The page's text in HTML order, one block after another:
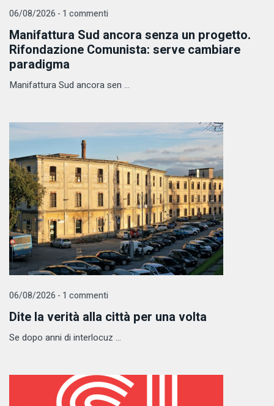
06/08/2026 - 1 commenti
Manifattura Sud ancora senza un progetto.
Rifondazione Comunista: serve cambiare
paradigma
Manifattura Sud ancora sen ...
06/08/2026 - 1 commenti
Dite la verità alla città per una volta
Se dopo anni di interlocuz ...